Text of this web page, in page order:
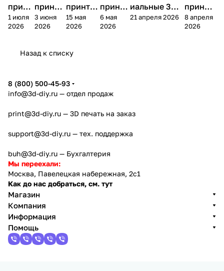
принт
ера
Bamb
1 июля
2026
принте
ра
Anycubi
4
3 июня
2026
принтер
а
FlashFo
Creator
15 мая
2026
принте
ра
Bambu
6 мая
2026
иальные 3D
принтеры на
21 апреля 2026
принте
ра
FlashF
8 апреля
2026
Назад к списку
8 (800) 500-45-93
info@3d-diy.ru — отдел продаж
print@3d-diy.ru — 3D печать на заказ
support@3d-diy.ru — тех. поддержка
buh@3d-diy.ru — Бухгалтерия
Мы переехали:
Москва, Павелецкая набережная, 2с1
Как до нас добраться, см. тут
Магазин
Компания
Информация
Помощь